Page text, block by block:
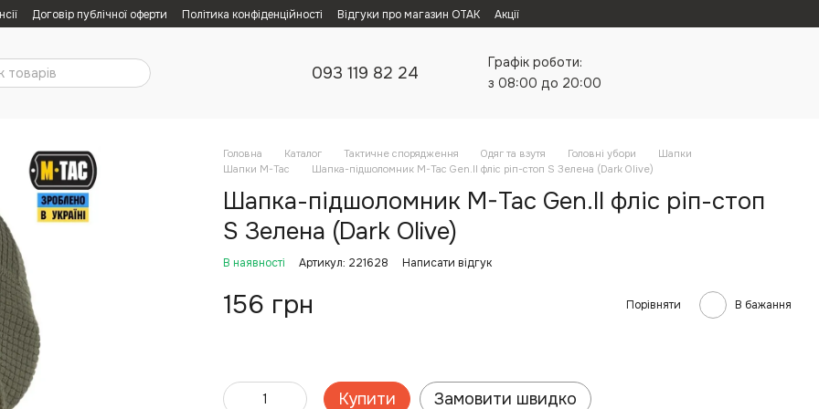
Договір публічної оферти Політика конфіденційності Відгуки про магазин ОТАК Акції
093 119 82 24
Графік роботи:
з 08:00 до 20:00
Головна Каталог Тактичне спорядження Одяг та взутя Головні убори
Шапки
Шапки M-Tac
Шапка-підшоломник M-Tac Gen.II фліс ріп-стоп S Зелена (Dark Olive)
Шапка-підшоломник M-Tac Gen.II фліс ріп-стоп
S Зелена (Dark Olive)
В наявності Артикул: 221628 Написати відгук
156 грн Порівняти В бажання
Купити Замовити швидко